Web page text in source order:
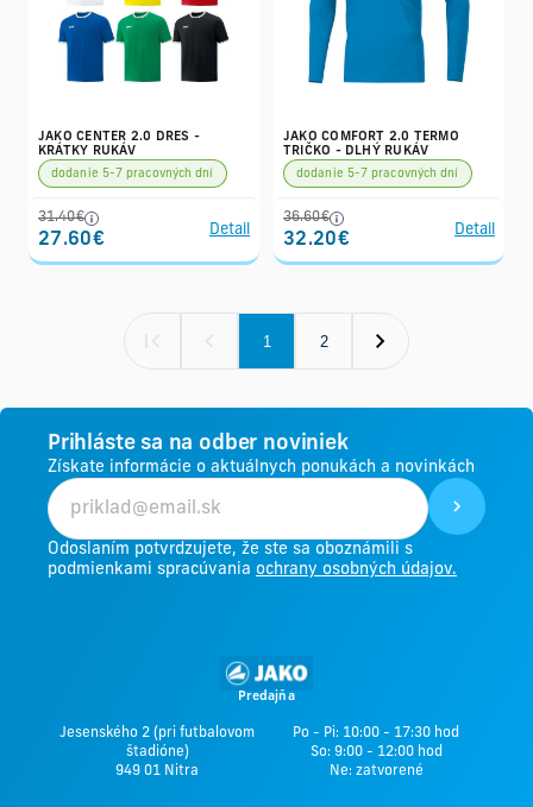
JAKO CENTER 2.0 DRES -
KRÁTKY RUKÁV
dodanie 5-7 pracovných dní
31.40€
27.60€
Detail
JAKO COMFORT 2.0 TERMO
TRIČKO - DLHÝ RUKÁV
dodanie 5-7 pracovných dní
36.60€
32.20€
Detail
1 2
Prihláste sa na odber noviniek
Získate informácie o aktuálnych ponukách a novinkách
Odoslaním potvrdzujete, že ste sa oboznámili s
podmienkami spracúvania ochrany osobných údajov.
Predajňa
Jesenského 2 (pri futbalovom
štadióne)
949 01 Nitra
Po - Pi: 10:00 - 17:30 hod
So: 9:00 - 12:00 hod
Ne: zatvorené